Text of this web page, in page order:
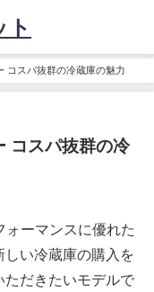
ト
コスパ抜群の冷蔵庫の魅力
コスパ抜群の冷
ーマンスに優れた
い冷蔵庫の購入を
ただきたいモデルで